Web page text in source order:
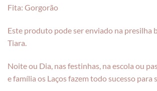
Fita: Gorgorão
Este produto pode ser enviado na presilha
Tiara.
Noite ou Dia, nas festinhas, na escola ou
e família os Laços fazem todo sucesso para